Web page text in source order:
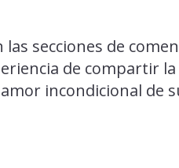
secciones de
de compartir
incondicional de